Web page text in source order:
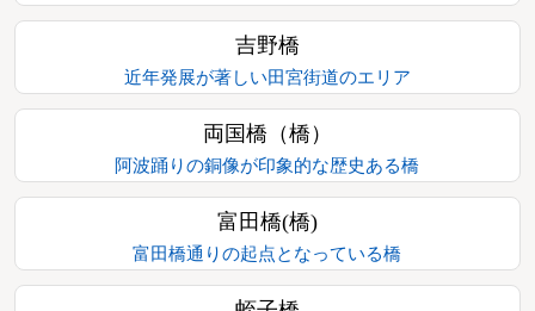
吉野橋
近年発展が著しい田宮街道のエリア
両国橋（橋）
阿波踊りの銅像が印象的な歴史ある橋
富田橋(橋)
富田橋通りの起点となっている橋